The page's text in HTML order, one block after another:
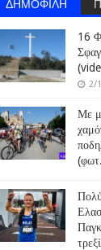
16
2/
Με